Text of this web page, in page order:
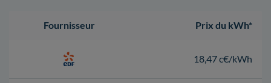
Fournisseur Prix du kWh*
18,47 c€/kWh